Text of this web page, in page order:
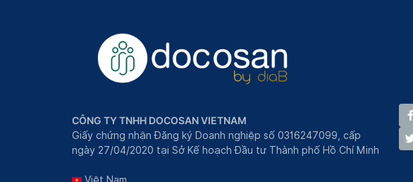
CÔNG TY TNHH DOCOSAN VIETNAM
Giấy chứng nhận Đăng ký Doanh nghiệp số 0316247099, cấp
ngày 27/04/2020 tại Sở Kế hoạch Đầu tư Thành phố Hồ Chí Minh